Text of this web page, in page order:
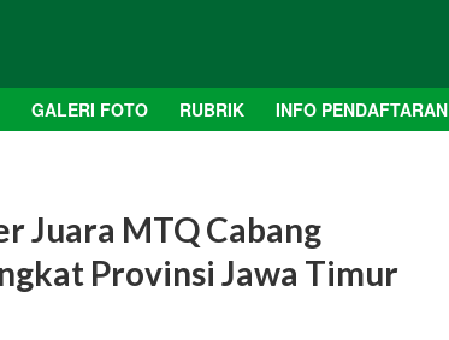
GALERI FOTO RUBRIK INFO PENDAFTARAN
Juara MTQ Cabang
Provinsi Jawa Timur